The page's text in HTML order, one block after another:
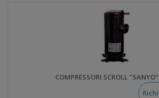
COMPRESSORI SCROLL